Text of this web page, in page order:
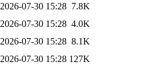
2026-07-30 15:28 7.8K
2026-07-30 15:28 4.0K
2026-07-30 15:28 8.1K
2026-07-30 15:28 127K